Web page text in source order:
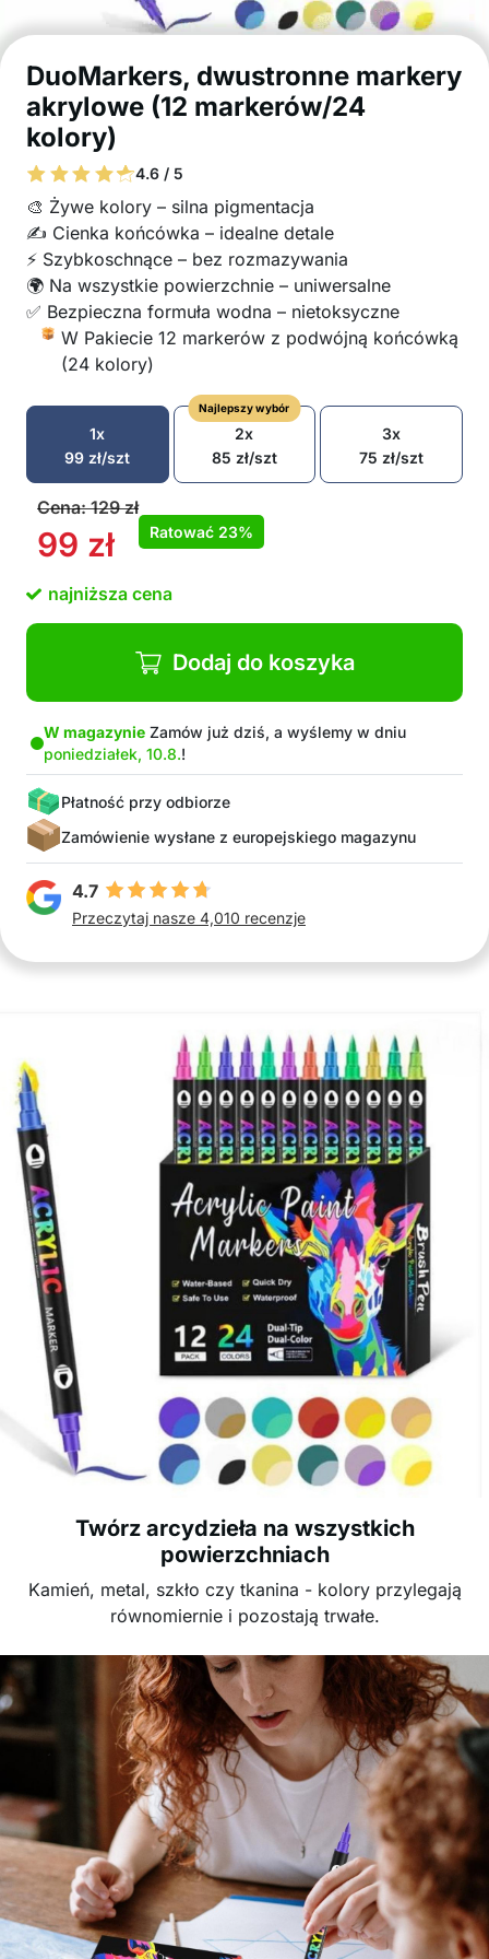
DuoMarkers, dwustronne markery
akrylowe (12 markerów/24
kolory)
4.6 / 5
🎨 Żywe kolory – silna pigmentacja
✍️ Cienka końcówka – idealne detale
⚡ Szybkoschnące – bez rozmazywania
🌍 Na wszystkie powierzchnie – uniwersalne
✅ Bezpieczna formuła wodna – nietoksyczne
W Pakiecie 12 markerów z podwójną końcówką
(24 kolory)
1x
99 zł/szt
Najlepszy wybór
2x
85 zł/szt
3x
75 zł/szt
Cena:129zł
99 zł Ratować 23%
najniższa cena
Dodaj do koszyka
W magazynie Zamów już dziś, a wyślemy w dniu
poniedziałek, 10.8.!
Płatność przy odbiorze
Zamówienie wysłane z europejskiego magazynu
4.7
Przeczytaj nasze 4,010 recenzje
Twórz arcydzieła na wszystkich
powierzchniach
Kamień, metal, szkło czy tkanina - kolory przylegają
równomiernie i pozostają trwałe.